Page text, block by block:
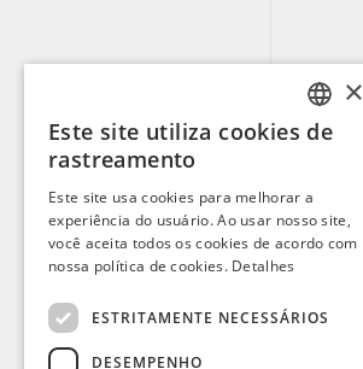
PORTUGUESE
SPANISH
FRENCH
×
Este site utiliza cookies de
rastreamento
Este site usa cookies para melhorar a
experiência do usuário. Ao usar nosso site,
você aceita todos os cookies de acordo com
nossa política de cookies. Detalhes
ESTRITAMENTE NECESSÁRIOS
DESEMPENHO